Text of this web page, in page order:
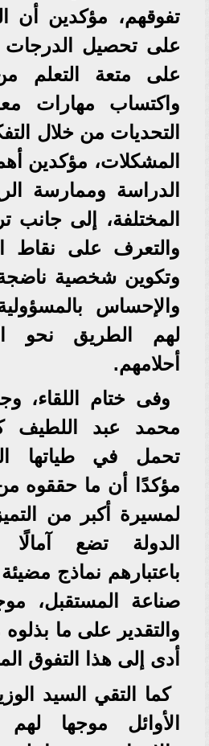
تفوقهم، مؤكدين أن
على تحصيل
على متعة التعلم
واكتساب مهارات
التحديات من خلال
المشكلات، مؤكدين
الدراسة وممارسة
المختلفة، إلى جانب
والتعرف على نقاط
وتكوين شخصية
والإحساس
لهم الطريق نحو
أحلامهم.
وفى ختام اللقاء،
محمد عبد اللطيف
تحمل في طياتها
مؤكدًا أن ما حققوه
لمسيرة أكبر من
الدولة تضع آمالًا
باعتبارهم نماذج
صناعة المستقبل،
والتقدير على ما
أدى إلى هذا التفوق
كما التقي السيد
الأوائل موجها